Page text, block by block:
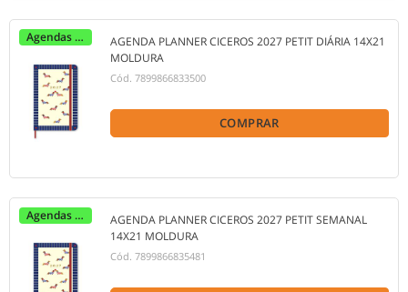
Agendas 2027
AGENDA PLANNER CICEROS 2027 PETIT DIÁRIA 14X21
MOLDURA
Cód. 7899866833500
COMPRAR
Agendas 2027
AGENDA PLANNER CICEROS 2027 PETIT SEMANAL
14X21 MOLDURA
Cód. 7899866835481